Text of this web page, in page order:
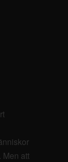
Men att